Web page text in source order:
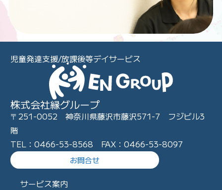
児童発達支援/放課後等デイサービス
株式会社縁グループ
〒251-0052 神奈川県藤沢市藤沢571-7 フジビル3
階
TEL：0466-53-8568 FAX：0466-53-8097
お問合せ
サービス案内